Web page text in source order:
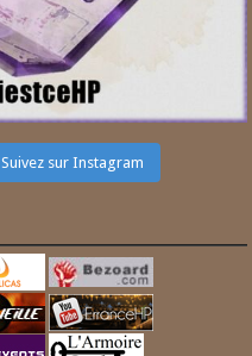
Suivez sur Instagram